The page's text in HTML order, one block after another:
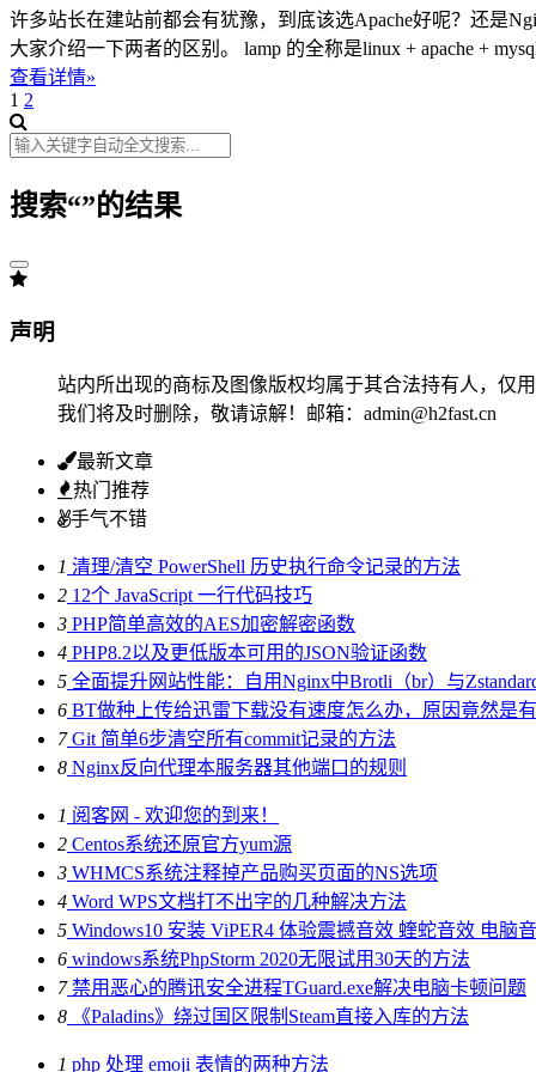
许多站长在建站前都会有犹豫，到底该选Apache好呢？还是
大家介绍一下两者的区别。 lamp 的全称是linux + apache +
查看详情»
1 2
搜索“”的结果
声明
站内所出现的商标及图像版权均属于其合法持有人，仅
我们将及时删除，敬请谅解！邮箱：admin@h2fast.cn
最新文章
热门推荐
手气不错
1 清理/清空 PowerShell 历史执行命令记录的方法
2 12个 JavaScript 一行代码技巧
3 PHP简单高效的AES加密解密函数
4 PHP8.2以及更低版本可用的JSON验证函数
5 全面提升网站性能：自用Nginx中Brotli（br）与
6 BT做种上传给迅雷下载没有速度怎么办，原因竟然是
7Git 简单6步清空所有commit记录的方法
8 Nginx反向代理本服务器其他端口的规则
1 阅客网 - 欢迎您的到来！
2 Centos系统还原官方yum源
3 WHMCS系统注释掉产品购买页面的NS选项
4 Word WPS文档打不出字的几种解决方法
5 Windows10 安装 ViPER4 体验震撼音效 蝰蛇音效 电脑
6 windows系统PhpStorm 2020无限试用30天的方法
7禁用恶心的腾讯安全进程TGuard.exe解决电脑卡顿问题
8 《Paladins》绕过国区限制Steam直接入库的方法
1 php 处理 emoji 表情的两种方法